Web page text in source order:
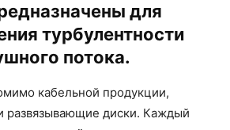
для
турбулентности
потока.
кабельной продукции,
развязывающие диски. Каждый